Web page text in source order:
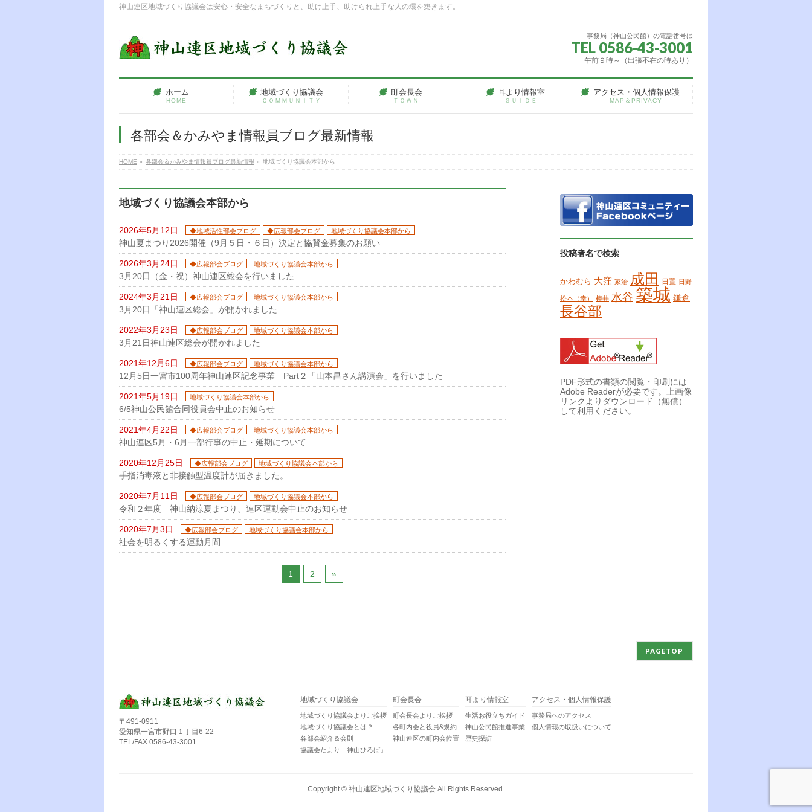
神山連区地域づくり協議会は安心・安全なまちづくりと、助け上手、助けられ上手な人の環を築きます。
事務局（神山公民館）の電話番号は
TEL 0586-43-3001
午前９時～（出張不在の時あり）
ホーム
HOME
地域づくり協議会
ＣＯＭＭＵＮＩＴＹ
町会長会
ＴＯＷＮ
耳より情報室
ＧＵＩＤＥ
アクセス・個人情報保護
MAP＆PRIVACY
各部会＆かみやま情報員ブログ最新情報
HOME » 各部会＆かみやま情報員ブログ最新情報 » 地域づくり協議会本部から
地域づくり協議会本部から
2026年5月12日 ◆地域活性部会ブログ ◆広報部会ブログ 地域づくり協議会本部から
神山夏まつり2026開催（9月５日・６日）決定と協賛金募集のお願い
2026年3月24日 ◆広報部会ブログ 地域づくり協議会本部から
3月20日（金・祝）神山連区総会を行いました
2024年3月21日 ◆広報部会ブログ 地域づくり協議会本部から
3月20日「神山連区総会」が開かれました
2022年3月23日 ◆広報部会ブログ 地域づくり協議会本部から
3月21日神山連区総会が開かれました
2021年12月6日 ◆広報部会ブログ 地域づくり協議会本部から
12月5日一宮市100周年神山連区記念事業 Part２「山本昌さん講演会」を行いました
2021年5月19日 地域づくり協議会本部から
6/5神山公民館合同役員会中止のお知らせ
2021年4月22日 ◆広報部会ブログ 地域づくり協議会本部から
神山連区5月・6月一部行事の中止・延期について
2020年12月25日 ◆広報部会ブログ 地域づくり協議会本部から
手指消毒液と非接触型温度計が届きました。
2020年7月11日 ◆広報部会ブログ 地域づくり協議会本部から
令和２年度 神山納涼夏まつり、連区運動会中止のお知らせ
2020年7月3日 ◆広報部会ブログ 地域づくり協議会本部から
社会を明るくする運動月間
1 2 »
投稿者名で検索
かわむら 大窪 家治 成田 日置 日野
松本（幸） 横井 水谷 築城 鎌倉
長谷部
PDF形式の書類の閲覧・印刷には
Adobe Readerが必要です。上画像
リンクよりダウンロード（無償）
して利用ください。
PAGETOP
〒491-0911
愛知県一宮市野口１丁目6-22
TEL/FAX 0586-43-3001
地域づくり協議会
地域づくり協議会よりご挨拶
地域づくり協議会とは？
各部会紹介＆会則
協議会たより「神山ひろば」
町会長会
町会長会よりご挨拶
各町内会と役員&規約
神山連区の町内会位置
耳より情報室
生活お役立ちガイド
神山公民館推進事業
歴史探訪
アクセス・個人情報保護
事務局へのアクセス
個人情報の取扱いについて
Copyright © 神山連区地域づくり協議会 All Rights Reserved.